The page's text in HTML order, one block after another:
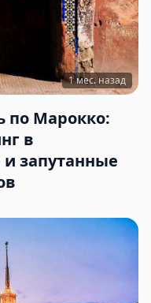
1 мес. назад
по Марокко:
в
запутанные